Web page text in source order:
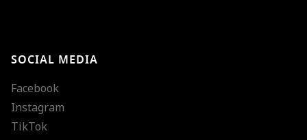
SOCIAL MEDIA
Facebook
Instagram
TikTok